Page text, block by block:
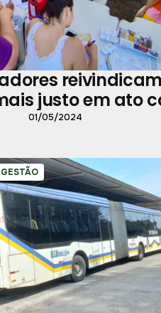
justo em ato
públicos e cultura
01/05/2024